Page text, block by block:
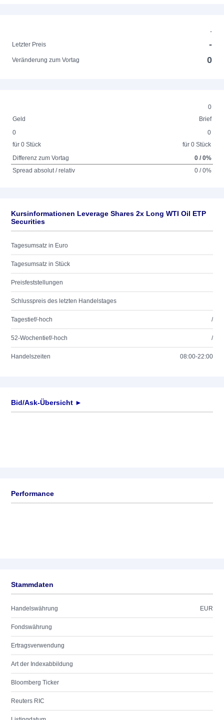
-
Letzter Preis
-
Veränderung zum Vortag 0
0
Geld
Brief
0
für 0 Stück
0
für 0 Stück
Differenz zum Vortag
0 / 0%
Spread absolut / relativ
0 / 0%
Kursinformationen Leverage Shares 2x Long WTI Oil ETP
Securities
Tagesumsatz in Euro
Tagesumsatz in Stück
Preisfeststellungen
Schlusspreis des letzten Handelstages
Tagestief/-hoch /
52-Wochentief/-hoch /
Handelszeiten 08:00-22:00
Bid/Ask-Übersicht ►
Performance
Stammdaten
Handelswährung EUR
Fondswährung
Ertragsverwendung
Art der Indexabbildung
Bloomberg Ticker
Reuters RIC